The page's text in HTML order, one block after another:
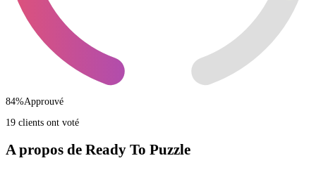
84%Approuvé
19 clients ont voté
A propos de Ready To Puzzle